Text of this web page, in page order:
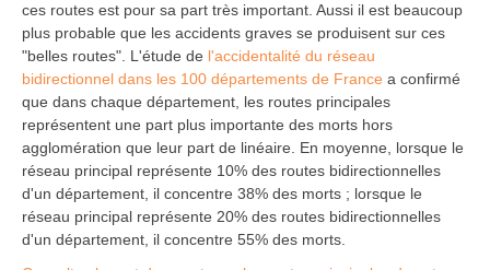
ces routes est pour sa part très important. Aussi il est beaucoup
plus probable que les accidents graves se produisent sur ces
"belles routes". L'étude de l'accidentalité du réseau
bidirectionnel dans les 100 départements de France a confirmé
que dans chaque département, les routes principales
représentent une part plus importante des morts hors
agglomération que leur part de linéaire. En moyenne, lorsque le
réseau principal représente 10% des routes bidirectionnelles
d'un département, il concentre 38% des morts ; lorsque le
réseau principal représente 20% des routes bidirectionnelles
d'un département, il concentre 55% des morts.